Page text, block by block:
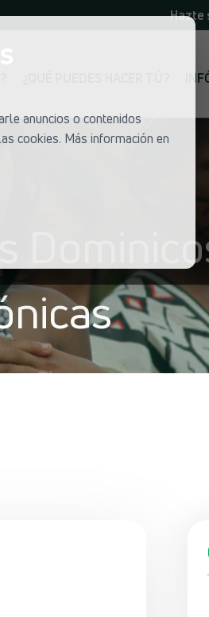
anuncios o contenidos
cookies. Más información en
Hazte